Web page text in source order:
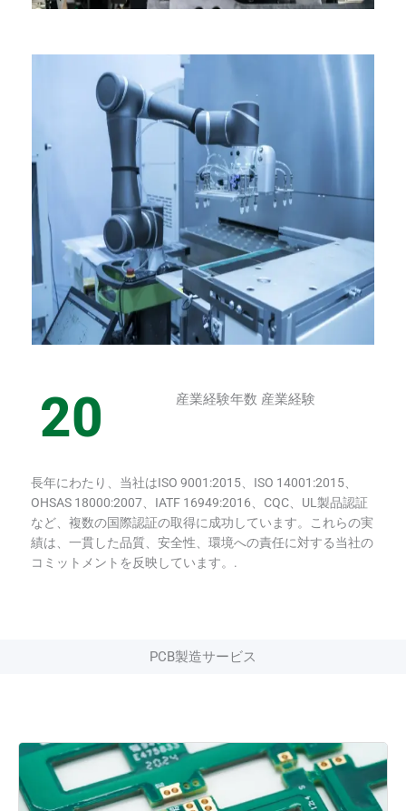
20 産業経験年数 産業経験
長年にわたり、当社はISO 9001:2015、ISO 14001:2015、
OHSAS 18000:2007、IATF 16949:2016、CQC、UL製品認証
など、複数の国際認証の取得に成功しています。これらの実
績は、一貫した品質、安全性、環境への責任に対する当社の
コミットメントを反映しています。.
PCB製造サービス